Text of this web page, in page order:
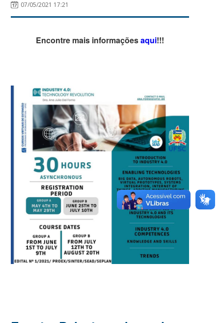
07/05/2021 17:21
Encontre mais informaçõesaqui!!!